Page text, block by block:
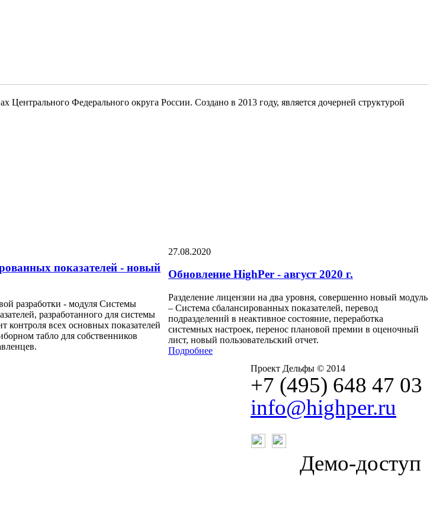
Федерального округа России. Создано в 2013 году, является дочерней структурой
показателей - новый
разработки - модуля Системы
разработанного для системы
контроля всех основных показателей
табло для собственников
27.08.2020
Обновление HighPer - август 2020 г.
Разделение лицензии на два уровня, совершенно новый модуль
– Система сбалансированных показателей, перевод
подразделений в неактивное состояние, переработка
системных настроек, перенос плановой премии в оценочный
лист, новый пользовательский отчет.
Подробнее
Проект Дельфы © 2014
+7 (495) 648 47 03
info@highper.ru
Демо-доступ